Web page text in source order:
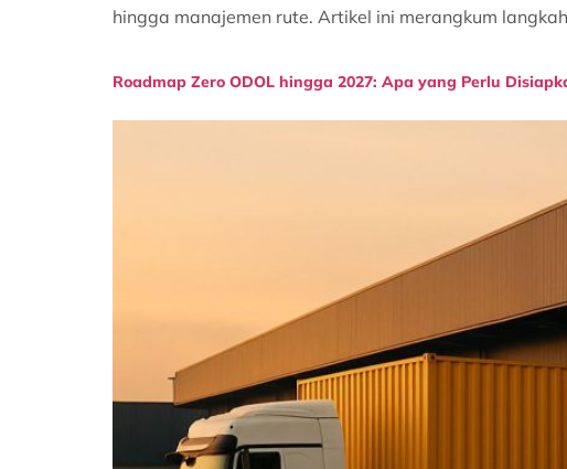
hingga manajemen rute. Artikel ini merangkum
Roadmap Zero ODOL hingga 2027: Apa yang Perlu